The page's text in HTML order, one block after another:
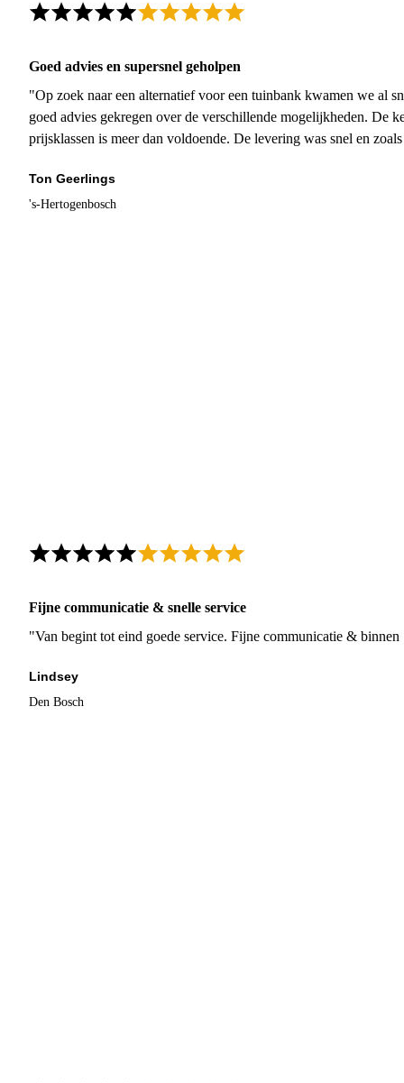
Goed advies en supersnel geholpen
"Op zoek naar een alternatief voor een tuinbank kwamen we al
goed advies gekregen over de verschillende mogelijkheden. De
prijsklassen is meer dan voldoende. De levering was snel en
Ton Geerlings
's-Hertogenbosch
Fijne communicatie & snelle service
"Van begint tot eind goede service. Fijne communicatie &
Lindsey
Den Bosch